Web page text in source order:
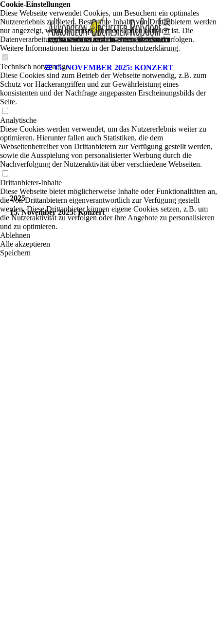
15. NOVEMBER 2025: KONZERT
2025
15. November 2025: Konzert
Cookie-Einstellungen
Diese Webseite verwendet Cookies, um Besuchern ein optimales
Nutzererlebnis zu bieten. Bestimmte Inhalte von Drittanbietern werden
nur angezeigt, wenn die entsprechende Option aktiviert ist. Die
Datenverarbeitung kann dann auch in einem Drittland erfolgen.
Weitere Informationen hierzu in der Datenschutzerklärung.
Technisch notwendige
Diese Cookies sind zum Betrieb der Webseite notwendig, z.B. zum
Schutz vor Hackerangriffen und zur Gewährleistung eines
konsistenten und der Nachfrage angepassten Erscheinungsbilds der
Seite.
Analytische
Diese Cookies werden verwendet, um das Nutzererlebnis weiter zu
optimieren. Hierunter fallen auch Statistiken, die dem
Webseitenbetreiber von Drittanbietern zur Verfügung gestellt werden,
sowie die Ausspielung von personalisierter Werbung durch die
Nachverfolgung der Nutzeraktivität über verschiedene Webseiten.
Drittanbieter-Inhalte
Diese Webseite bietet möglicherweise Inhalte oder Funktionalitäten an,
die von Drittanbietern eigenverantwortlich zur Verfügung gestellt
werden. Diese Drittanbieter können eigene Cookies setzen, z.B. um
die Nutzeraktivität zu verfolgen oder ihre Angebote zu personalisieren
und zu optimieren.
Ablehnen
Alle akzeptieren
Speichern